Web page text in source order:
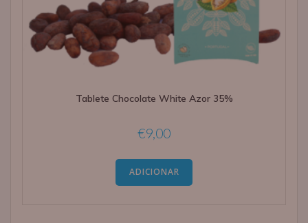
Tablete Chocolate White Azor 35%
€9,00
ADICIONAR